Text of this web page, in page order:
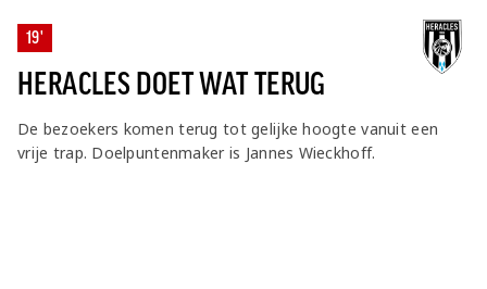
19'
HERACLES DOET WAT TERUG
De bezoekers komen terug tot gelijke hoogte vanuit een
vrije trap. Doelpuntenmaker is Jannes Wieckhoff.